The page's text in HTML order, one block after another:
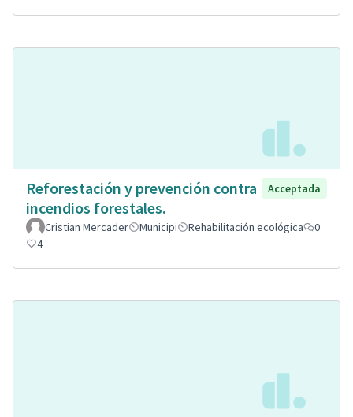
Reforestación y prevención contra
incendios forestales.
Acceptada
Cristian Mercader Municipi Rehabilitación ecológica
0
4